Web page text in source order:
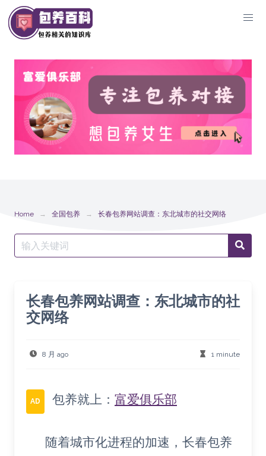
Skip
to
content
Home 全国包养 长春包养网站调查：东北城市的社交网络
Search
for:
长春包养网站调查：东北城市的社
交网络
8 月 ago 1 minute
AD 包养就上： 富爱俱乐部
随着城市化进程的加速，长春包养